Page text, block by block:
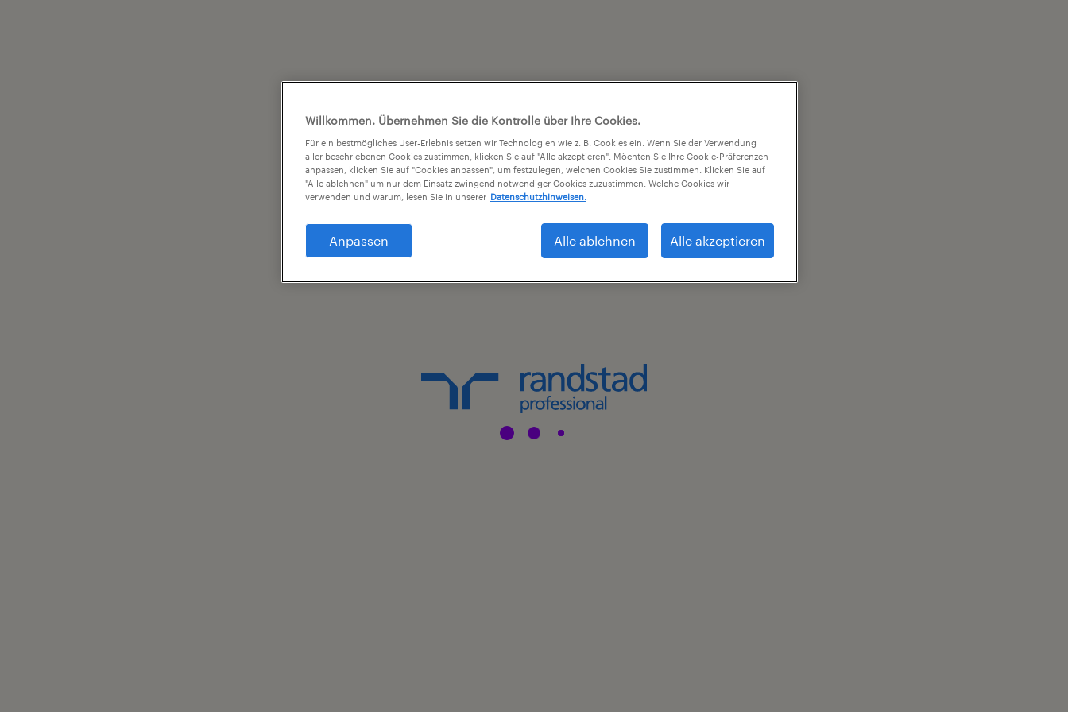
Willkommen. Übernehmen Sie die Kontrolle über Ihre Cookies.
Für ein bestmögliches User-Erlebnis setzen wir Technologien wie z. B. Cookies ein. Wenn Sie der Verwendung
aller beschriebenen Cookies zustimmen, klicken Sie auf "Alle akzeptieren". Möchten Sie Ihre Cookie-Präferenzen
anpassen, klicken Sie auf "Cookies anpassen", um festzulegen, welchen Cookies Sie zustimmen. Klicken Sie auf
"Alle ablehnen" um nur dem Einsatz zwingend notwendiger Cookies zuzustimmen. Welche Cookies wir
verwenden und warum, lesen Sie in unserer Datenschutzhinweisen.
Anpassen Alle ablehnen Alle akzeptieren